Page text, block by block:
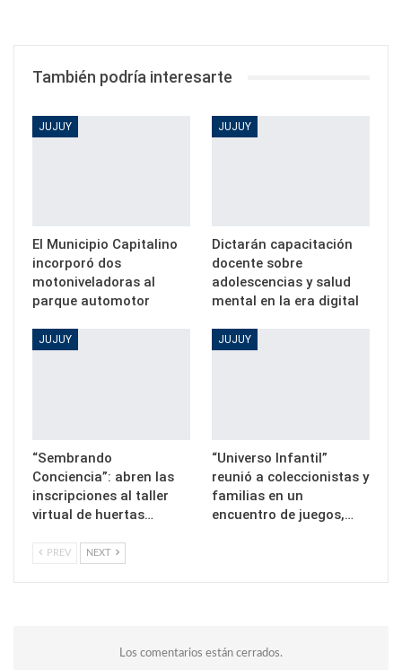
También podría interesarte
JUJUY
El Municipio Capitalino
incorporó dos
motoniveladoras al
parque automotor
JUJUY
Dictarán capacitación
docente sobre
adolescencias y salud
mental en la era digital
JUJUY
“Sembrando
Conciencia”: abren las
inscripciones al taller
virtual de huertas…
JUJUY
“Universo Infantil”
reunió a coleccionistas y
familias en un
encuentro de juegos,…
PREV NEXT
Los comentarios están cerrados.